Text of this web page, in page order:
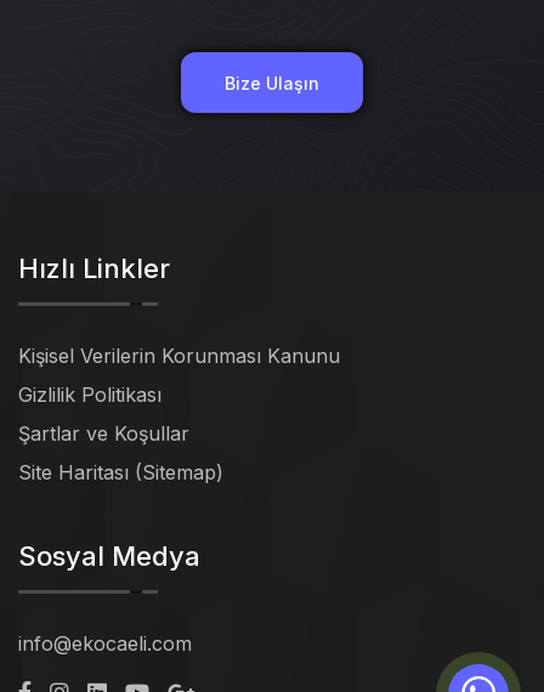
Bize Ulaşın
Hızlı Linkler
Kişisel Verilerin Korunması Kanunu
Gizlilik Politikası
Şartlar ve Koşullar
Site Haritası (Sitemap)
Sosyal Medya
info@ekocaeli.com